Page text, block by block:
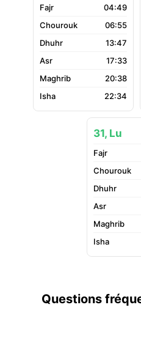
04:49
06:55
13:47
17:33
20:38
22:34
31, Lu
Questions